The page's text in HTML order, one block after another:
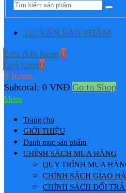
TƯ VẤN SẢN PHẨM
Lưu đơn hàng 0
Giỏ hàng0
0 Items
Subtotal: 0 VNĐ Go to Shop
Menu
Trang chủ
GIỚI THIỆU
Danh mục sản phẩm
CHÍNH SÁCH MUA HÀNG
QUY TRÌNH MUA
CHÍNH SÁCH GIAO
CHÍNH SÁCH ĐỔI